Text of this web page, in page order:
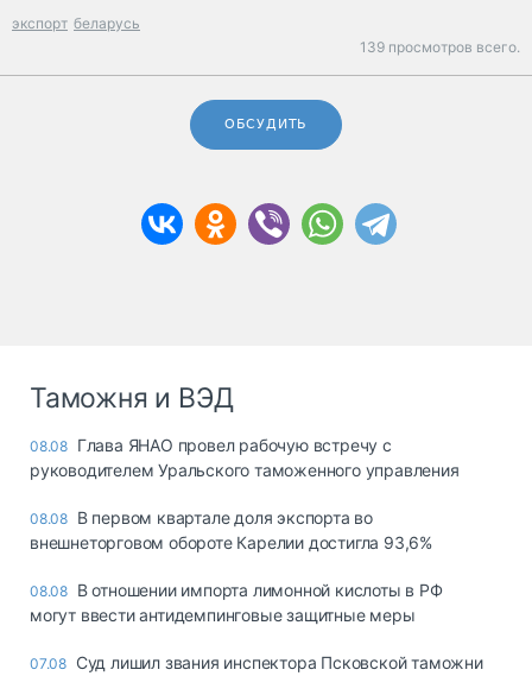
экспорт беларусь
139 просмотров всего.
ОБСУДИТЬ
Таможня и ВЭД
08.08 Глава ЯНАО провел рабочую встречу с
руководителем Уральского таможенного управления
08.08 В первом квартале доля экспорта во
внешнеторговом обороте Карелии достигла 93,6%
08.08 В отношении импорта лимонной кислоты в РФ
могут ввести антидемпинговые защитные меры
07.08 Суд лишил звания инспектора Псковской таможни